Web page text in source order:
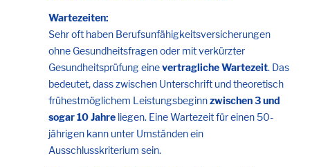
Wartezeiten:
Sehr oft haben Berufsunfähigkeitsversicherungen
ohne Gesundheitsfragen oder mit verkürzter
Gesundheitsprüfung einevertragliche Wartezeit. Das
bedeutet, dass zwischen Unterschrift und theoretisch
frühestmöglichem Leistungsbeginnzwischen 3 und
sogar 10 Jahre liegen. Eine Wartezeit für einen 50-
jährigen kann unter Umständen ein
Ausschlusskriterium sein.